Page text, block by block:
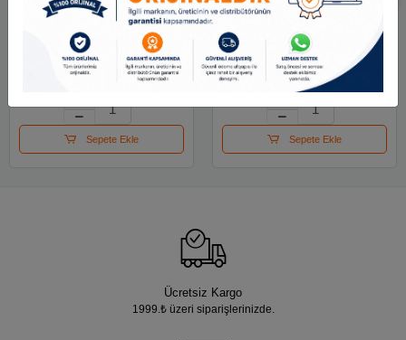
Stabilo Swing Cool
Naturecolors-gül
90.02 TL
Sepete Ekle
Stabilo Swing Cool
Naturecolors-çamur
Yeşili
90.02 TL
Sepete Ekle
Ücretsiz Kargo
1999.₺ üzeri siparişlerinizde.